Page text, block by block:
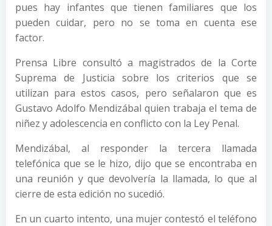
pues hay infantes que tienen familiares que los
pueden cuidar, pero no se toma en cuenta ese
factor.
Prensa Libre consultó a magistrados de la Corte
Suprema de Justicia sobre los criterios que se
utilizan para estos casos, pero señalaron que es
Gustavo Adolfo Mendizábal quien trabaja el tema de
niñez y adolescencia en conflicto con la Ley Penal.
Mendizábal, al responder la tercera llamada
telefónica que se le hizo, dijo que se encontraba en
una reunión y que devolvería la llamada, lo que al
cierre de esta edición no sucedió.
En un cuarto intento, una mujer contestó el teléfono